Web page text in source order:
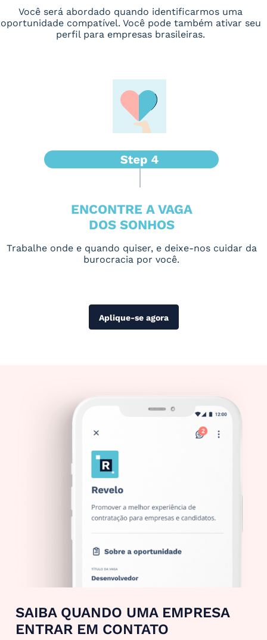
Você será abordado quando identificarmos uma
oportunidade compatível. Você pode também ativar seu
perfil para empresas brasileiras.
ENCONTRE A VAGA
DOS SONHOS
Trabalhe onde e quando quiser, e deixe-nos cuidar da
burocracia por você.
Aplique-se agora
SAIBA QUANDO UMA EMPRESA
ENTRAR EM CONTATO